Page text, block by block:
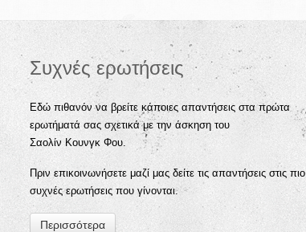
Συχνές ερωτήσεις
Εδώ πιθανόν να βρείτε κάποιες απαντήσεις στα πρώτα
ερωτήματά σας σχετικά με την άσκηση του
Σαολίν Κουνγκ Φου.
Πριν επικοινωνήσετε μαζί μας δείτε τις απαντήσεις στις πιο
συχνές ερωτήσεις που γίνονται.
Περισσότερα